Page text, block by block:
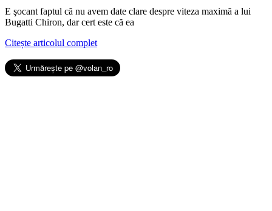
E şocant faptul că nu avem date clare despre viteza maximă a lui
Bugatti Chiron, dar cert este că ea
Citește articolul complet